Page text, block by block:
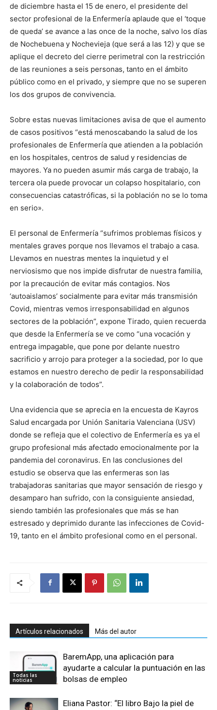
de diciembre hasta el 15 de enero, el presidente del
sector profesional de la Enfermería aplaude que el ‘toque
de queda’ se avance a las once de la noche, salvo los días
de Nochebuena y Nochevieja (que será a las 12) y que se
aplique el decreto del cierre perimetral con la restricción
de las reuniones a seis personas, tanto en el ámbito
público como en el privado, y siempre que no se superen
los dos grupos de convivencia.
Sobre estas nuevas limitaciones avisa de que el aumento
de casos positivos “está menoscabando la salud de los
profesionales de Enfermería que atienden a la población
en los hospitales, centros de salud y residencias de
mayores. Ya no pueden asumir más carga de trabajo, la
tercera ola puede provocar un colapso hospitalario, con
consecuencias catastróficas, si la población no se lo toma
en serio».
El personal de Enfermería “sufrimos problemas físicos y
mentales graves porque nos llevamos el trabajo a casa.
Llevamos en nuestras mentes la inquietud y el
nerviosismo que nos impide disfrutar de nuestra familia,
por la precaución de evitar más contagios. Nos
‘autoaislamos’ socialmente para evitar más transmisión
Covid, mientras vemos irresponsabilidad en algunos
sectores de la población”, expone Tirado, quien recuerda
que desde la Enfermería se ve como “una vocación y
entrega impagable, que pone por delante nuestro
sacrificio y arrojo para proteger a la sociedad, por lo que
estamos en nuestro derecho de pedir la responsabilidad
y la colaboración de todos”.
Una evidencia que se aprecia en la encuesta de Kayros
Salud encargada por Unión Sanitaria Valenciana (USV)
donde se refleja que el colectivo de Enfermería es ya el
grupo profesional más afectado emocionalmente por la
pandemia del coronavirus. En las conclusiones del
estudio se observa que las enfermeras son las
trabajadoras sanitarias que mayor sensación de riesgo y
desamparo han sufrido, con la consiguiente ansiedad,
siendo también las profesionales que más se han
estresado y deprimido durante las infecciones de Covid-
19, tanto en el ámbito profesional como en el personal.
Artículos relacionados Más del autor
Todas las
noticias
BaremApp, una aplicación para
ayudarte a calcular la puntuación en las
bolsas de empleo
Eliana Pastor: “El libro Bajo la piel de